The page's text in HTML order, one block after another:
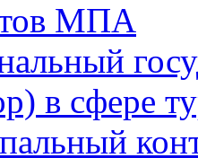
МПА
в сфере